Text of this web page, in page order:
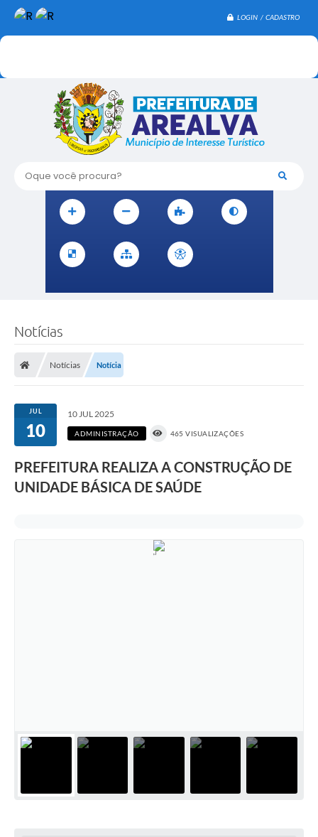
LOGIN / CADASTRO
Oque você procura?
Notícias
Notícias Notícia
JUL
10
10 JUL 2025
ADMINISTRAÇÃO 465 VISUALIZAÇÕES
PREFEITURA REALIZA A CONSTRUÇÃO DE
UNIDADE BÁSICA DE SAÚDE